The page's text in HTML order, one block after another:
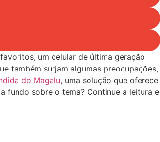
um celular de última geração
também surjam algumas preocupações,
do Magalu, uma solução que oferece
fundo sobre o tema? Continue a leitura e